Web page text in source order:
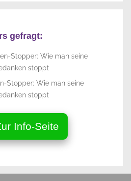
gefragt:
Stopper: Wie man seine
stoppt
Info-Seite